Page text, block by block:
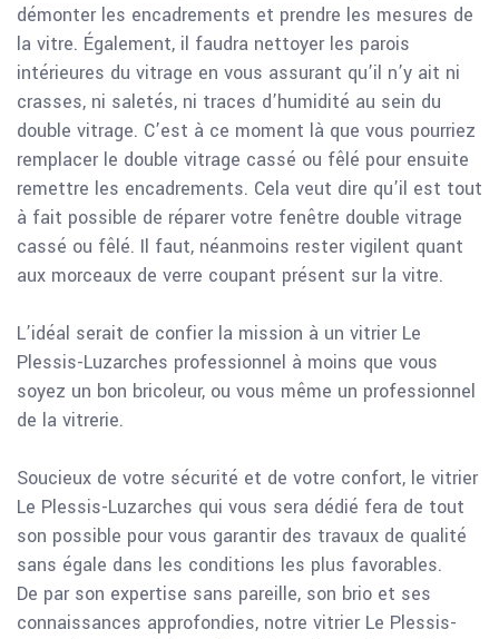
démonter les encadrements et prendre les mesures de
la vitre. Également, il faudra nettoyer les parois
intérieures du vitrage en vous assurant qu’il n’y ait ni
crasses, ni saletés, ni traces d’humidité au sein du
double vitrage. C’est à ce moment là que vous pourriez
remplacer le double vitrage cassé ou fêlé pour ensuite
remettre les encadrements. Cela veut dire qu’il est tout
à fait possible de réparer votre fenêtre double vitrage
cassé ou fêlé. Il faut, néanmoins rester vigilent quant
aux morceaux de verre coupant présent sur la vitre.
L’idéal serait de confier la mission à un vitrier Le
Plessis-Luzarches professionnel à moins que vous
soyez un bon bricoleur, ou vous même un professionnel
de la vitrerie.
Soucieux de votre sécurité et de votre confort, le vitrier
Le Plessis-Luzarches qui vous sera dédié fera de tout
son possible pour vous garantir des travaux de qualité
sans égale dans les conditions les plus favorables.
De par son expertise sans pareille, son brio et ses
connaissances approfondies, notre vitrier Le Plessis-